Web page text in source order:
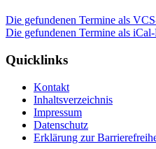
Die gefundenen Termine als
Die gefundenen Termine als
Quicklinks
Kontakt
Inhaltsverzeichnis
Impressum
Datenschutz
Erklärung zur